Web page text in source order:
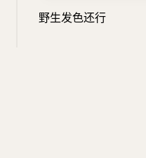
野生发色还行